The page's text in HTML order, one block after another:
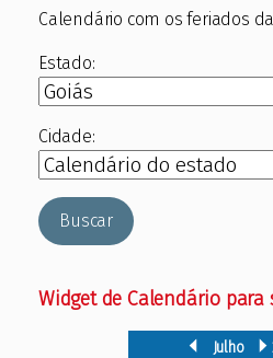
Calendário com os feriados
Estado:
Cidade:
Buscar
Widget de Calendário para